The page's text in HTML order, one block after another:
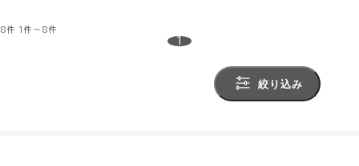
8件 1件～8件
1
絞り込み